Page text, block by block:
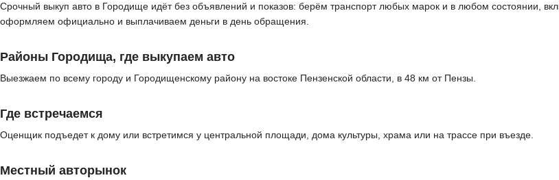
Срочный выкуп авто в Городище идёт без объявлений и показов: берём транспорт любых марок и в любом состоянии,
оформляем официально и выплачиваем деньги в день обращения.
Районы Городища, где выкупаем авто
Выезжаем по всему городу и Городищенскому району на востоке Пензенской области, в 48 км от Пензы.
Где встречаемся
Оценщик подъедет к дому или встретимся у центральной площади, дома культуры, храма или на трассе при въезде.
Местный авторынок